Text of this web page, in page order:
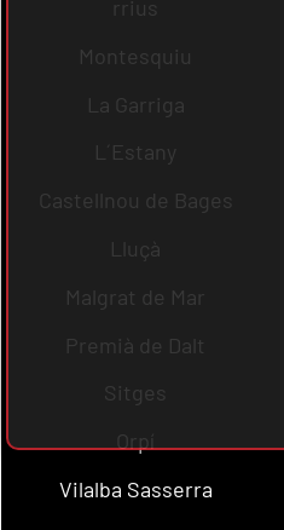
rrius
Montesquiu
La Garriga
L´Estany
Castellnou de Bages
Lluçà
Malgrat de Mar
Premià de Dalt
Sitges
Orpí
Vilalba Sasserra